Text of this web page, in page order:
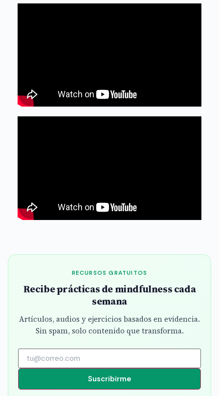
RECURSOS GRATUITOS
Recibe prácticas de mindfulness cada
semana
Artículos, audios y ejercicios basados en evidencia.
Sin spam, solo contenido que transforma.
Suscribirme